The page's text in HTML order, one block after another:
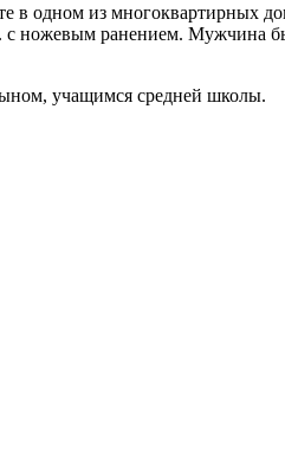
в одном из многоквартирных
ножевым ранением. Мужчина
учащимся средней школы.